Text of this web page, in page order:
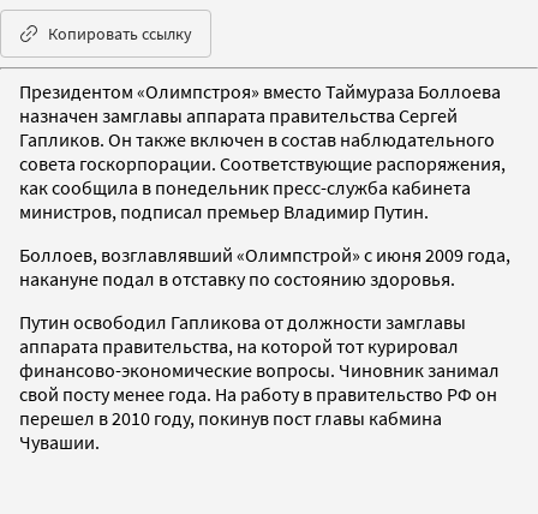
Копировать ссылку
Президентом «Олимпстроя» вместо Таймураза Боллоева
назначен замглавы аппарата правительства Сергей
Гапликов. Он также включен в состав наблюдательного
совета госкорпорации. Соответствующие распоряжения,
как сообщила в понедельник пресс-служба кабинета
министров, подписал премьер Владимир Путин.
Боллоев, возглавлявший «Олимпстрой» с июня 2009 года,
накануне подал в отставку по состоянию здоровья.
Путин освободил Гапликова от должности замглавы
аппарата правительства, на которой тот курировал
финансово-экономические вопросы. Чиновник занимал
свой посту менее года. На работу в правительство РФ он
перешел в 2010 году, покинув пост главы кабмина
Чувашии.